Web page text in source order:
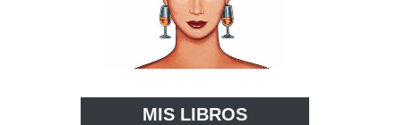
MIS LIBROS